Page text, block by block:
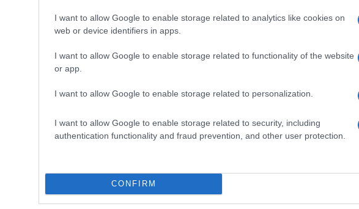
I want to allow Google to enable storage related to analytics like cookies on
web or device identifiers in apps.
I want to allow Google to enable storage related to functionality of the website
or app.
I want to allow Google to enable storage related to personalization.
I want to allow Google to enable storage related to security, including
authentication functionality and fraud prevention, and other user protection.
CONFIRM
GPS
(Japán), NavIC (India, új)
AKKUMULÁTOR
Típus Li-Polimer
Beszélgetési idő h /
Gyorstöltés